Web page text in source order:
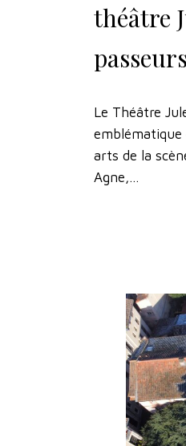
théâtre
passeurs
Le Théâtre
arts de la
Agne,…